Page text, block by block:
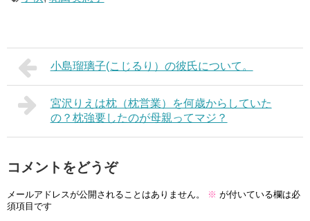
小島瑠璃子(こじるり）の彼氏について。
宮沢りえは枕（枕営業）を何歳からしていた
の？枕強要したのが母親ってマジ？
コメントをどうぞ
メールアドレスが公開されることはありません。 ※ が付いている欄は必
須項目です